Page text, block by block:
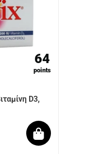
64
points
D3,